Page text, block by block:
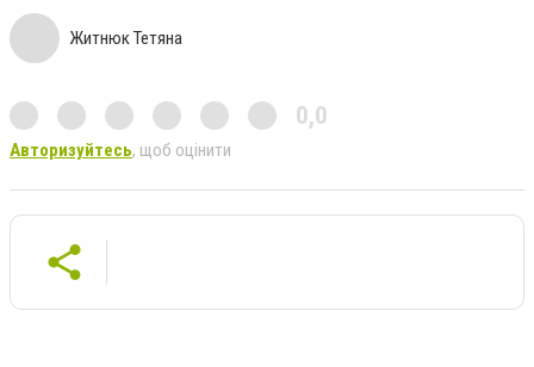
Житнюк Тетяна
0,0
Авторизуйтесь, щоб оцінити